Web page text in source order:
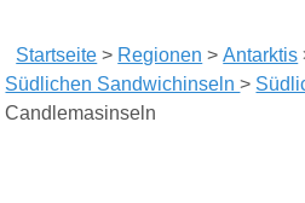
Startseite > Regionen >Antarktis
Südlichen Sandwichinseln>
Candlemasinseln